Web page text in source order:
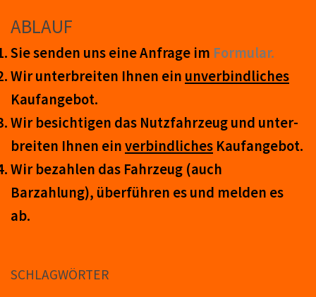
ABLAUF
Sie senden uns eine An­frage im Form­ular.
Wir unter­breiten Ihnen ein un­ver­bind­lich­es
Kauf­an­ge­bot.
Wir be­sicht­igen das Nutz­fahr­zeug und un­ter­
breit­en Ihnen einver­bind­liches Kauf­an­ge­bot.
Wir be­zahl­en das Fahr­zeug (auch
Barzahlung), über­führ­en es und mel­den es
ab.
SCHLAGWÖRTER